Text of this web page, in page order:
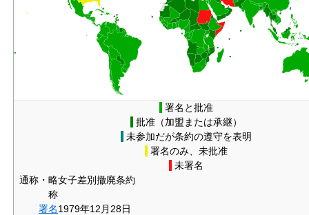
署名と批准
批准（加盟または承継）
未参加だが条約の遵守を表明
署名のみ、未批准
未署名
通称・略
称
女子差別撤廃条約
署名1979年12月28日